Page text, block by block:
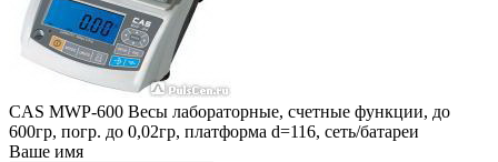
CAS MWP-600 Весы лабораторные, счетные функции, до
600гр, погр. до 0,02гр, платформа d=116, сеть/батареи
Ваше имя